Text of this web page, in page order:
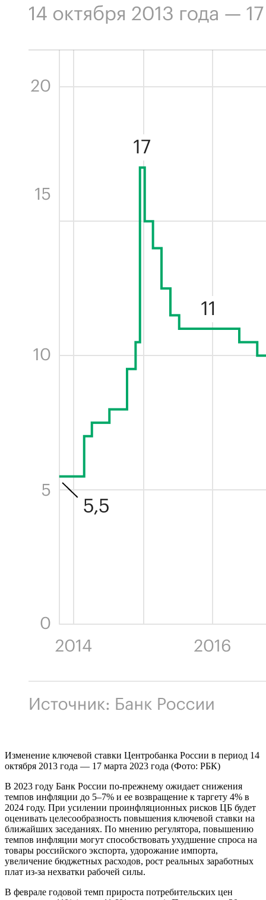
Изменение ключевой ставки Центробанка России в период 14
октября 2013 года — 17 марта 2023 года (Фото: РБК)
В 2023 году Банк России по-прежнему ожидает снижения
темпов инфляции до 5–7% и ее возвращение к таргету 4% в
2024 году. При усилении проинфляционных рисков ЦБ будет
оценивать целесообразность повышения ключевой ставки на
ближайших заседаниях. По мнению регулятора, повышению
темпов инфляции могут способствовать ухудшение спроса на
товары российского экспорта, удорожание импорта,
увеличение бюджетных расходов, рост реальных заработных
плат из-за нехватки рабочей силы.
В феврале годовой темп прироста потребительских цен